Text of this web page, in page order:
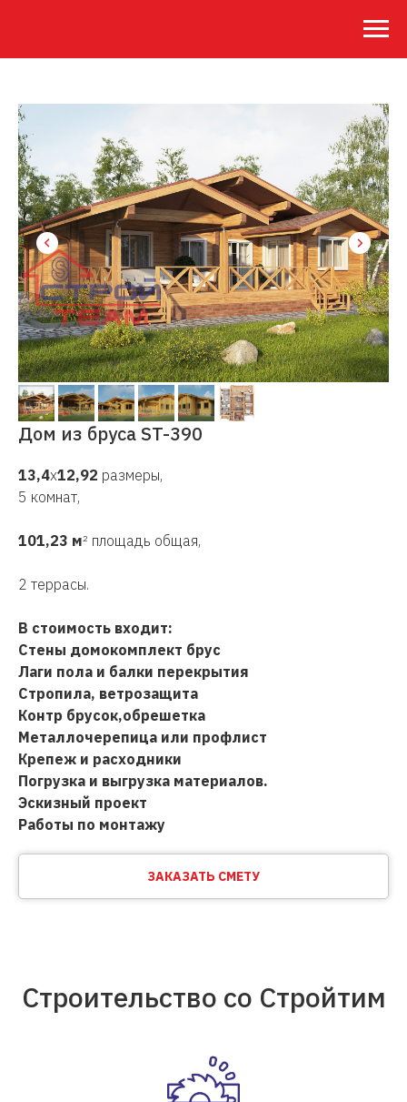
Дом из бруса ST-390
13,4х12,92 размеры,
5 комнат,
101,23 м² площадь общая,
2 террасы.
В стоимость входит:
Стены домокомплект брус
Лаги пола и балки перекрытия
Стропила, ветрозащита
Контр брусок,обрешетка
Металлочерепица или профлист
Крепеж и расходники
Погрузка и выгрузка материалов.
Эскизный проект
Работы по монтажу
ЗАКАЗАТЬ СМЕТУ
Строительство со Стройтим